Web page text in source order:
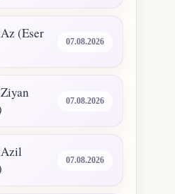
(Eser
07.08.2026
07.08.2026
07.08.2026